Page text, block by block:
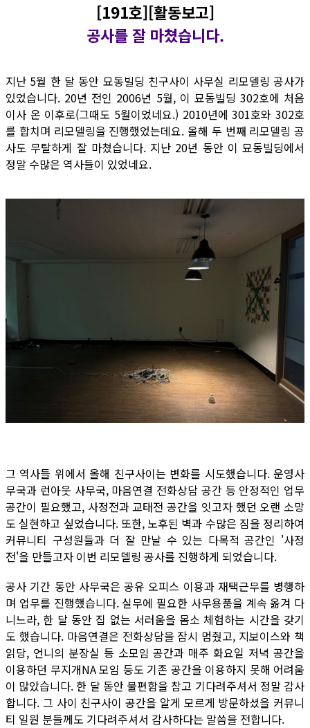
[191호][활동보고]
공사를 잘 마쳤습니다.
지난 5월 한 달 동안 묘동빌딩 친구사이 사무실 리모델링 공사가
있었습니다. 20년 전인 2006년 5월, 이 묘동빌딩 302호에 처음
이사 온 이후로(그때도 5월이었네요.) 2010년에 301호와 302호
를 합치며 리모델링을 진행했었는데요. 올해 두 번째 리모델링 공
사도 무탈하게 잘 마쳤습니다. 지난 20년 동안 이 묘동빌딩에서
정말 수많은 역사들이 있었네요.
그 역사들 위에서 올해 친구사이는 변화를 시도했습니다. 운영사
무국과 런아웃 사무국, 마음연결 전화상담 공간 등 안정적인 업무
공간이 필요했고, 사정전과 교태전 공간을 잇고자 했던 오랜 소망
도 실현하고 싶었습니다. 또한, 노후된 벽과 수많은 짐을 정리하여
커뮤니티 구성원들과 더 잘 만날 수 있는 다목적 공간인 '사정
전'을 만들고자 이번 리모델링 공사를 진행하게 되었습니다.
공사 기간 동안 사무국은 공유 오피스 이용과 재택근무를 병행하
며 업무를 진행했습니다. 실무에 필요한 사무용품을 계속 옮겨 다
니느라, 한 달 동안 집 없는 서러움을 몸소 체험하는 시간을 갖기
도 했습니다. 마음연결은 전화상담을 잠시 멈췄고, 지보이스와 책
읽당, 언니의 분장실 등 소모임 공간과 매주 화요일 저녁 공간을
이용하던 무지개NA 모임 등도 기존 공간을 이용하지 못해 어려움
이 많았습니다. 한 달 동안 불편함을 참고 기다려주셔서 정말 감사
합니다. 그 사이 친구사이 공간을 알게 모르게 방문하셨을 커뮤니
티 일원 분들께도 기다려주셔서 감사하다는 말씀을 전합니다.